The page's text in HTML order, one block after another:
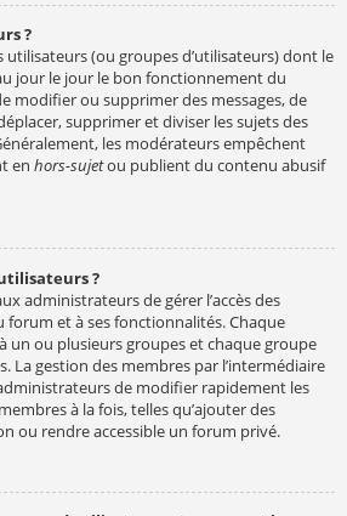
?
(ou groupes d’utilisateurs) dont le
jour le jour le bon fonctionnement du
modifier ou supprimer des messages, de
supprimer et diviser les sujets des
les modérateurs empêchent
en hors-sujetou publient du contenu abusif
?
administrateurs de gérer l’accès des
forum et à ses fonctionnalités. Chaque
un ou plusieurs groupes et chaque groupe
La gestion des membres par l’intermédiaire
de modifier rapidement les
à la fois, telles qu’ajouter des
ou rendre accessible un forum privé.